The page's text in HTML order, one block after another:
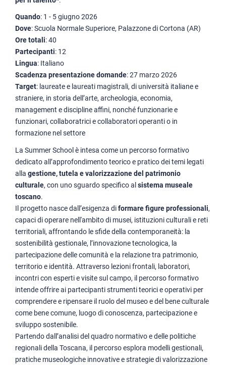
Quando: 1 - 5 giugno 2026
Dove: Scuola Normale Superiore, Palazzone di Cortona (AR)
Ore totali: 40
Partecipanti: 12
Lingua: Italiano
Scadenza presentazione domande: 27 marzo 2026
Target: laureate e laureati magistrali, di università italiane e
straniere, in storia dell’arte, archeologia, economia,
management e discipline affini, nonché funzionarie e
funzionari, collaboratrici e collaboratori operanti o in
formazione nel settore
La Summer School è intesa come un percorso formativo
dedicato all’approfondimento teorico e pratico dei temi legati
alla gestione, tutela e valorizzazione del patrimonio
culturale, con uno sguardo specifico al sistema museale
toscano.
Il progetto nasce dall’esigenza diformare figure professionali,
capaci di operare nell'ambito di musei, istituzioni culturali e reti
territoriali, affrontando le sfide della contemporaneità: la
sostenibilità gestionale, l’innovazione tecnologica, la
partecipazione delle comunità e la relazione tra patrimonio,
territorio e identità. Attraverso lezioni frontali, laboratori,
incontri con esperti e visite sul campo, il percorso formativo
intende offrire ai partecipanti strumenti teorici e operativi per
comprendere e ripensare il ruolo del museo e del bene culturale
come bene comune, luogo di conoscenza, partecipazione e
sviluppo sostenibile.
Partendo dall’analisi del quadro normativo e delle politiche
regionali della Toscana, il percorso esplora modelli gestionali,
pratiche museologiche innovative e strategie di valorizzazione